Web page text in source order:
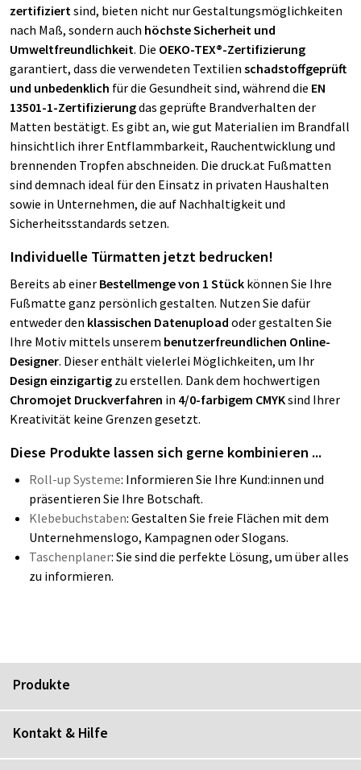
zertifiziert sind, bieten nicht nur Gestaltungsmöglichkeiten
nach Maß, sondern auch höchste Sicherheit und
Umweltfreundlichkeit. Die OEKO-TEX®-Zertifizierung
garantiert, dass die verwendeten Textilien schadstoffgeprüft
und unbedenklich für die Gesundheit sind, während die EN
13501-1-Zertifizierungdas geprüfte Brandverhalten der
Matten bestätigt. Es gibt an, wie gut Materialien im Brandfall
hinsichtlich ihrer Entflammbarkeit, Rauchentwicklung und
brennenden Tropfen abschneiden. Die druck.at Fußmatten
sind demnach ideal für den Einsatz in privaten Haushalten
sowie in Unternehmen, die auf Nachhaltigkeit und
Sicherheitsstandards setzen.
Individuelle Türmatten jetzt bedrucken!
Bereits ab einer Bestellmenge von 1 Stück können Sie Ihre
Fußmatte ganz persönlich gestalten. Nutzen Sie dafür
entweder den klassischen Datenupload oder gestalten Sie
Ihre Motiv mittels unserem benutzerfreundlichen Online-
Designer. Dieser enthält vielerlei Möglichkeiten, um Ihr
Design einzigartig zu erstellen. Dank dem hochwertigen
Chromojet Druckverfahren in 4/0-farbigem CMYKsind Ihrer
Kreativität keine Grenzen gesetzt.
Diese Produkte lassen sich gerne kombinieren ...
Roll-up Systeme: Informieren Sie Ihre Kund:innen und
präsentieren Sie Ihre Botschaft.
Klebebuchstaben: Gestalten Sie freie Flächen mit dem
Unternehmenslogo, Kampagnen oder Slogans.
Taschenplaner: Sie sind die perfekte Lösung, um über alles
zu informieren.
Produkte
Kontakt & Hilfe